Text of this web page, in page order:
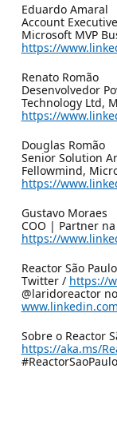
Eduardo Amaral
Account
Microsoft MVP
https://
Renato Romão
Desenvolvedor
Technology Ltd,
https://
Douglas Romão
Senior Solution
Fellowmind,
https://
Gustavo Moraes
COO | Partner
https://
Reactor São
Twitter / https://
@laridoreactor
Sobre o Reactor
https://aka.ms/
#ReactorSaoPaulo